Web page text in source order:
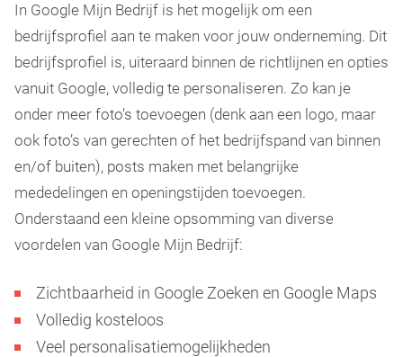
In Google Mijn Bedrijf is het mogelijk om een
bedrijfsprofiel aan te maken voor jouw onderneming. Dit
bedrijfsprofiel is, uiteraard binnen de richtlijnen en opties
vanuit Google, volledig te personaliseren. Zo kan je
onder meer foto’s toevoegen (denk aan een logo, maar
ook foto’s van gerechten of het bedrijfspand van binnen
en/of buiten), posts maken met belangrijke
mededelingen en openingstijden toevoegen.
Onderstaand een kleine opsomming van diverse
voordelen van Google Mijn Bedrijf:
Zichtbaarheid in Google Zoeken en Google Maps
Volledig kosteloos
Veel personalisatiemogelijkheden